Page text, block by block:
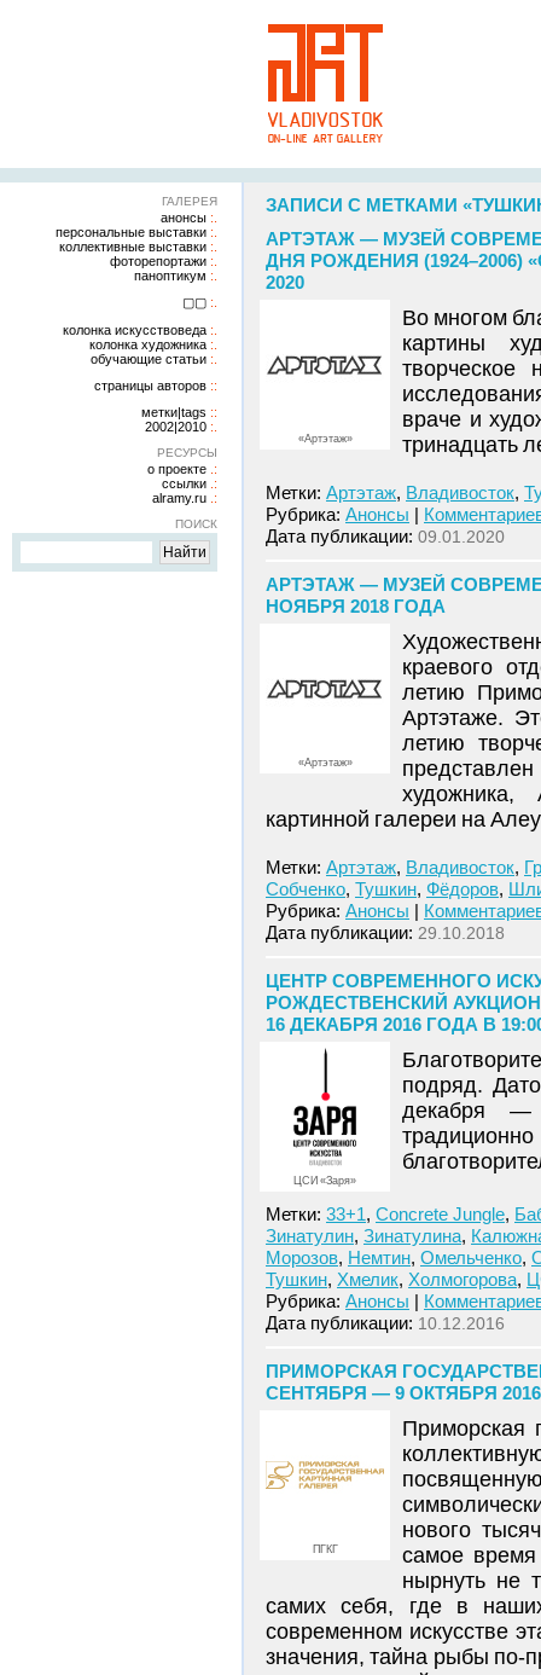
ГАЛЕРЕЯ
анонсы
персональные выставки
коллективные выставки
фоторепортажи
паноптикум
▢▢
колонка искусствоведа
колонка художника
обучающие статьи
страницы авторов
метки|tags
2002|2010
РЕСУРСЫ
о проекте
ссылки
alramy.ru
ПОИСК
ЗАПИСИ С МЕТКАМИ
АРТЭТАЖ — МУЗЕЙ
ДНЯ РОЖДЕНИЯ (1924–2006)
2020
«Артэтаж»
Во многом
картины
творческое
враче и
тринадцать
Метки: Артэтаж, Владивосток,
Рубрика: Анонсы |
Дата публикации: 09.01.2020
АРТЭТАЖ — МУЗЕЙ
НОЯБРЯ 2018 ГОДА
«Артэтаж»
краевого
летию
Артэтаже.
летию
художника,
картинной галереи на
Метки: Артэтаж, Владивосток,
Собченко, Тушкин, Фёдоров,
Рубрика: Анонсы |
Дата публикации: 29.10.2018
ЦЕНТР СОВРЕМЕННОГО
РОЖДЕСТВЕНСКИЙ
16 ДЕКАБРЯ 2016 ГОДА В
ЦСИ «Заря»
подряд.
декабря —
Метки: 33+1, Concrete Jungle,
Зинатулин, Зинатулина,
Морозов, Немтин, Омельченко,
Тушкин, Хмелик, Холмогорова,
Рубрика: Анонсы |
Дата публикации: 10.12.2016
ПРИМОРСКАЯ
СЕНТЯБРЯ — 9 ОКТЯБРЯ
ПГКГ
Приморская
нового
самое
нырнуть не
самих себя, где в
современном искусстве
значения, тайна рыбы по-